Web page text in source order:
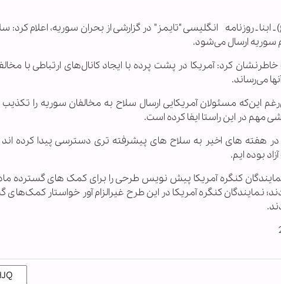
ابنا ـ روزنامه انگلیسی "تایمز" در گزارشی از بحران سوریه، اعلام
سوریه ارسال می‌شود.
خاطرنشان کرد: آمریکا در پشت پرده با ایجاد کانال‌های ارتباطی با
می‌رساند.
این‌که مسئولان آمریکایی ارسال سلاح به مخالفان سوریه را
مهم در این راستا ایفا کرده است.
هفته های اخیر به سلاح های پیشرفته تری دسترسی پیدا کرده
بوده ایم.
کنگره آمریکا پیش نویس طرحی را برای کمک های گسترده
نمایندگان کنگره آمریکا در این طرح غیرالزام آور خواستار